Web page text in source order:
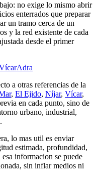
no exige lo mismo abrir
enterrados que preparar
un tramo cerca de un
y la red existente de cada
desde el primer
Adra
a otras referencias de la
, El Ejido, Níjar, Vícar,
en cada punto, sino de
urbano, industrial,
lo mas util es enviar
estimada, profundidad,
informacion se puede
sin inflar medios ni